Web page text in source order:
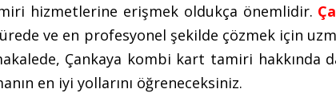
hizmetlerine erişmek oldukça önemlidir.
sürede ve en profesyonel şekilde çözmek için
Çankaya kombi kart tamiri hakkında
en iyi yollarını öğreneceksiniz.